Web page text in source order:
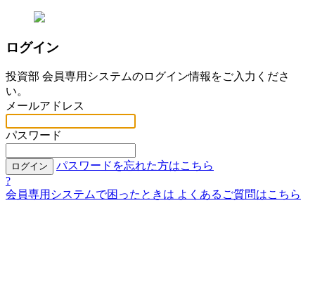
ログイン
投資部 会員専用システムのログイン情報をご入力くださ
い。
メールアドレス
パスワード
ログイン
パスワードを忘れた方はこちら
?
会員専用システムで困ったときは よくあるご質問はこちら